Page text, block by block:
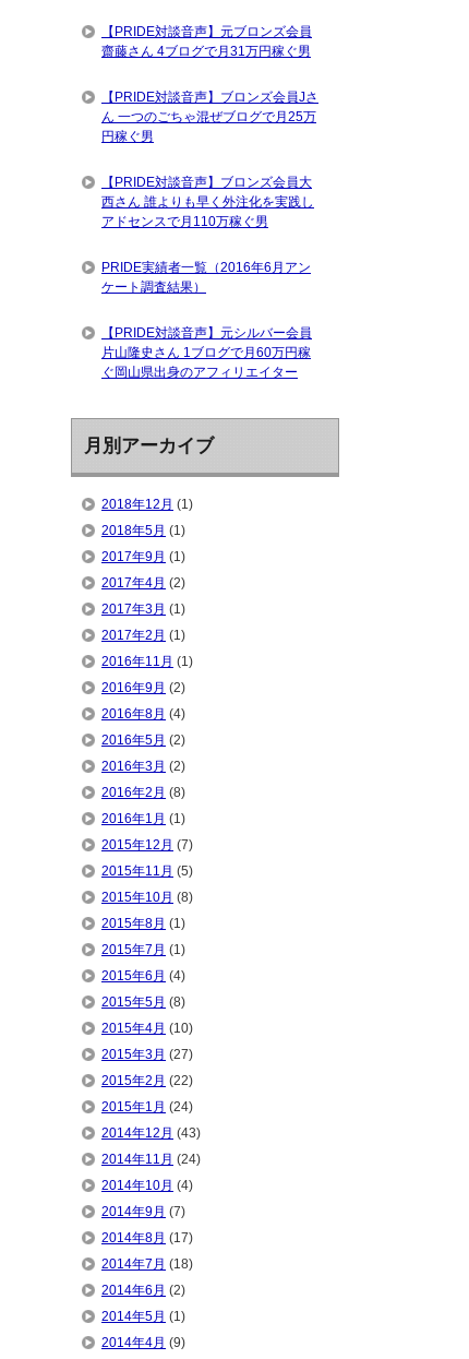
【PRIDE対談音声】元ブロンズ会員
齋藤さん 4ブログで月31万円稼ぐ男
【PRIDE対談音声】ブロンズ会員Jさ
ん 一つのごちゃ混ぜブログで月25万
円稼ぐ男
【PRIDE対談音声】ブロンズ会員大
西さん 誰よりも早く外注化を実践し
アドセンスで月110万稼ぐ男
PRIDE実績者一覧（2016年6月アン
ケート調査結果）
【PRIDE対談音声】元シルバー会員
片山隆史さん 1ブログで月60万円稼
ぐ岡山県出身のアフィリエイター
月別アーカイブ
2018年12月 (1)
2018年5月 (1)
2017年9月 (1)
2017年4月 (2)
2017年3月 (1)
2017年2月 (1)
2016年11月 (1)
2016年9月 (2)
2016年8月 (4)
2016年5月 (2)
2016年3月 (2)
2016年2月 (8)
2016年1月 (1)
2015年12月 (7)
2015年11月 (5)
2015年10月 (8)
2015年8月 (1)
2015年7月 (1)
2015年6月 (4)
2015年5月 (8)
2015年4月 (10)
2015年3月 (27)
2015年2月 (22)
2015年1月 (24)
2014年12月 (43)
2014年11月 (24)
2014年10月 (4)
2014年9月 (7)
2014年8月 (17)
2014年7月 (18)
2014年6月 (2)
2014年5月 (1)
2014年4月 (9)